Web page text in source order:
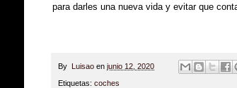
para darles una nueva vida y evitar que
By Luisao en junio 12, 2020
Etiquetas: coches